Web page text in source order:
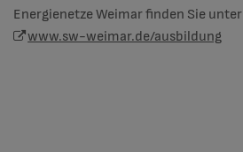
Energienetze Weimar finden Sie unter
www.sw-weimar.de/ausbildung